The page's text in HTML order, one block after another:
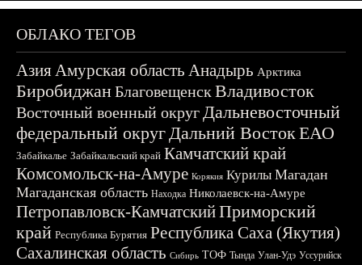
ОБЛАКО ТЕГОВ
АзияАмурская область Анадырь Арктика
БиробиджанБлаговещенскВладивосток
Восточный военный округДальневосточный
федеральный округДальний ВостокЕАО
Забайкалье Забайкальский край Камчатский край
Комсомольск-на-Амуре Корякия Курилы Магадан
Магаданская область Находка Николаевск-на-Амуре
Петропавловск-КамчатскийПриморский
край Республика Бурятия Республика Саха (Якутия)
Сахалинская область Сибирь ТОФ Тында Улан-Удэ Уссурийск